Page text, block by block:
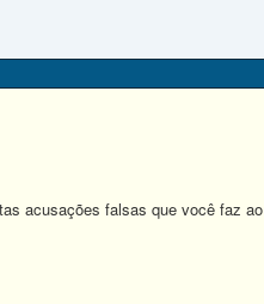
acusações falsas que você faz ao